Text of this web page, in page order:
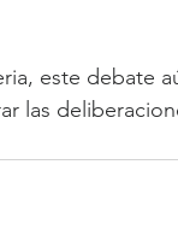
este debate
las